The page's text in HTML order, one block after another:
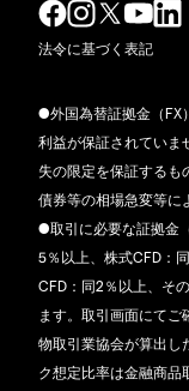
法令に基づく表記
●外国為替証拠金（FX
利益が保証されていま
失の限定を保証するも
債券等の相場急変等に
●取引に必要な証拠金
5％以上、株式CFD：
CFD：同2％以上、そ
ます。取引画面にてご
物取引業協会が算出し
ク想定比率は金融商品